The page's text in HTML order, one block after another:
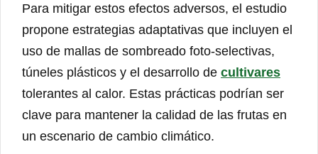
Para mitigar estos efectos adversos, el estudio
propone estrategias adaptativas que incluyen el
uso de mallas de sombreado foto-selectivas,
túneles plásticos y el desarrollo de cultivares
tolerantes al calor. Estas prácticas podrían ser
clave para mantener la calidad de las frutas en
un escenario de cambio climático.